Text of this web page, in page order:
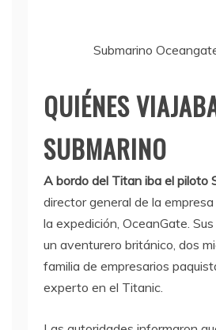
Submarino
QUIÉNES
SUBMARINO
A bordo del Titan iba el piloto
director general de la
la expedición, OceanGate.
un aventurero británico, dos
familia de empresarios
experto en el Titanic.